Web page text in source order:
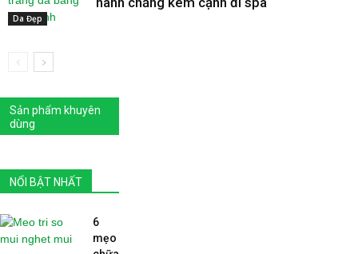
Da Đẹp
Sản phẩm khuyên
dùng
NỔI BẬT NHẤT
6
mẹo